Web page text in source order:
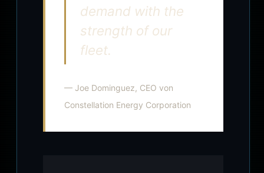
demand with the
strength of our
fleet.
— Joe Dominguez, CEO von
Constellation Energy Corporation